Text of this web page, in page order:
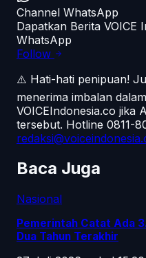
Channel WhatsApp
Dapatkan Berita VOICE
WhatsApp
Follow
⚠️ Hati-hati penipuan!
menerima imbalan
VOICEIndonesia.co jika
tersebut. Hotline 0811-
Baca Juga
Nasional
Pemerintah Catat Ada
Dua Tahun Terakhir